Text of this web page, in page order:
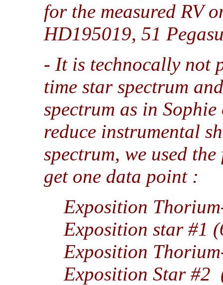
for the measured RV
HD195019, 51
- It is technocally not
time star spectrum
spectrum as in
reduce instrumental
spectrum, we used
get one data point :
Exposition
Exposition star #1
Exposition
Exposition Star #2